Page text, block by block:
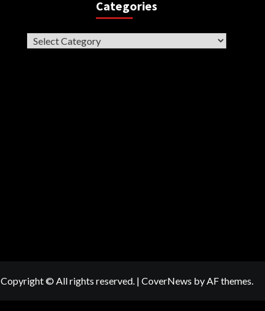
Categories
Categories
Copyright © All rights reserved. | CoverNews by AF themes.